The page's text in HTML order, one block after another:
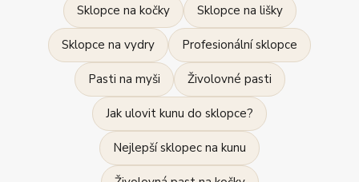
Sklopce na kočky Sklopce na lišky
Sklopce na vydry Profesionální sklopce
Pasti na myši Živolovné pasti
Jak ulovit kunu do sklopce?
Nejlepší sklopec na kunu